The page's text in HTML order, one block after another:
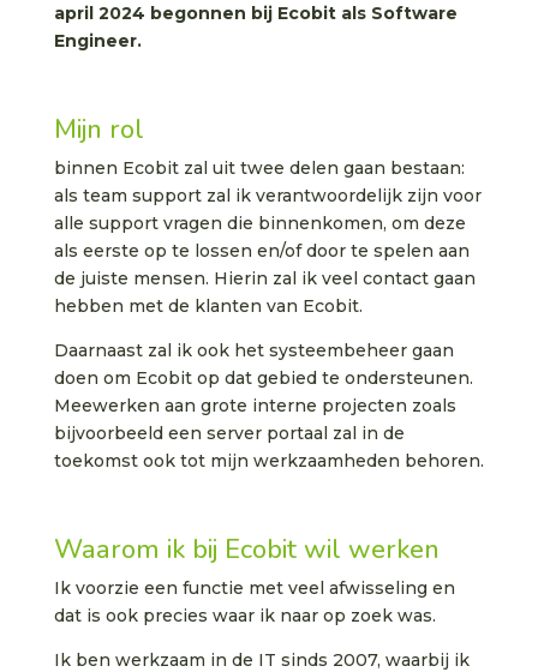
april 2024 begonnen bij Ecobit als Software
Engineer.
Mijn rol
binnen Ecobit zal uit twee delen gaan bestaan:
als team support zal ik verantwoordelijk zijn voor
alle support vragen die binnenkomen, om deze
als eerste op te lossen en/of door te spelen aan
de juiste mensen. Hierin zal ik veel contact gaan
hebben met de klanten van Ecobit.
Daarnaast zal ik ook het systeembeheer gaan
doen om Ecobit op dat gebied te ondersteunen.
Meewerken aan grote interne projecten zoals
bijvoorbeeld een server portaal zal in de
toekomst ook tot mijn werkzaamheden behoren.
Waarom ik bij Ecobit wil werken
Ik voorzie een functie met veel afwisseling en
dat is ook precies waar ik naar op zoek was.
Ik ben werkzaam in de IT sinds 2007, waarbij ik